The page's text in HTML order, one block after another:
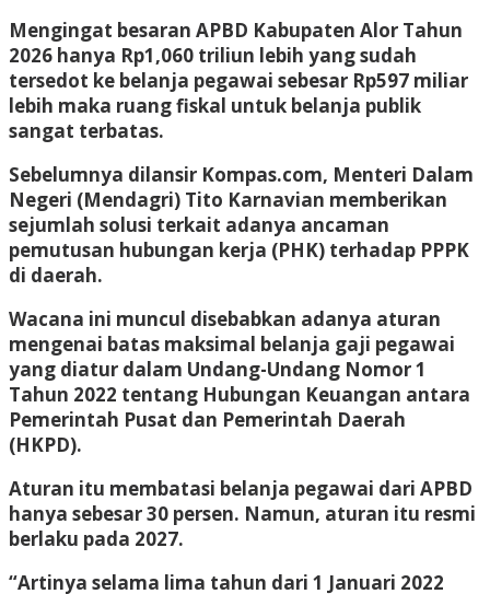
Mengingat besaran APBD Kabupaten Alor Tahun
2026 hanya Rp1,060 triliun lebih yang sudah
tersedot ke belanja pegawai sebesar Rp597 miliar
lebih maka ruang fiskal untuk belanja publik
sangat terbatas.
Sebelumnya dilansir Kompas.com, Menteri Dalam
Negeri (Mendagri) Tito Karnavian memberikan
sejumlah solusi terkait adanya ancaman
pemutusan hubungan kerja (PHK) terhadap PPPK
di daerah.
Wacana ini muncul disebabkan adanya aturan
mengenai batas maksimal belanja gaji pegawai
yang diatur dalam Undang-Undang Nomor 1
Tahun 2022 tentang Hubungan Keuangan antara
Pemerintah Pusat dan Pemerintah Daerah
(HKPD).
Aturan itu membatasi belanja pegawai dari APBD
hanya sebesar 30 persen. Namun, aturan itu resmi
berlaku pada 2027.
“Artinya selama lima tahun dari 1 Januari 2022